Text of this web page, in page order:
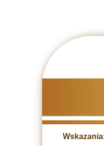
Wskazania